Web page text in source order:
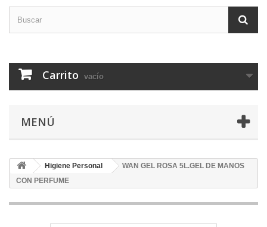
Carrito vacío
MENÚ
Higiene Personal
WAN GEL ROSA 5L.GEL DE MANOS
CON PERFUME